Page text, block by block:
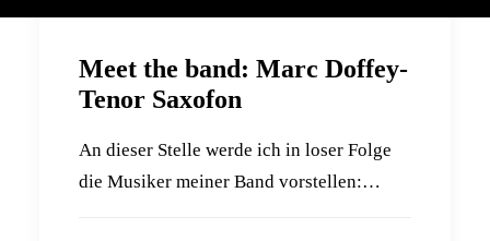
Meet the band: Marc Doffey-
Tenor Saxofon
An dieser Stelle werde ich in loser Folge
die Musiker meiner Band vorstellen:…